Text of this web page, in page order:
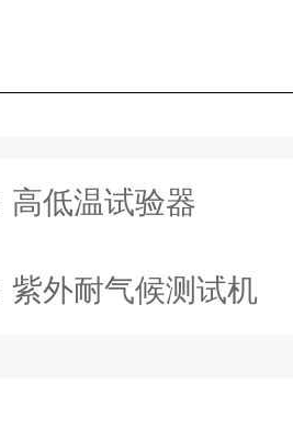
高低温试验器
紫外耐气候测试机